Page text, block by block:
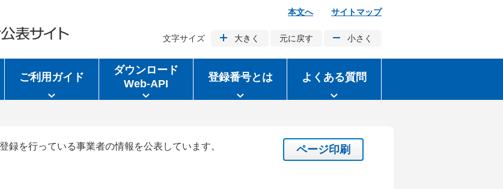
本文へ サイトマップ
文字サイズ 大きく 元に戻す 小さく
ご利用ガイド
ダウンロード
Web-API
登録番号とは よくある質問
録を行っている事業者の情報を公表しています。 ページ印刷